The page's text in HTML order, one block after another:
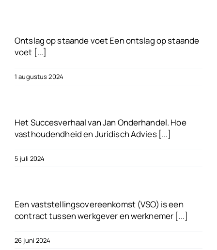
Blogs
FAQ’s
Ontslag op staande voet Een ontslag op staande
voet [...]
1 augustus 2024
Het Succesverhaal van Jan Onderhandel. Hoe
vasthoudendheid en Juridisch Advies [...]
5 juli 2024
Een vaststellingsovereenkomst (VSO) is een
contract tussen werkgever en werknemer [...]
26 juni 2024